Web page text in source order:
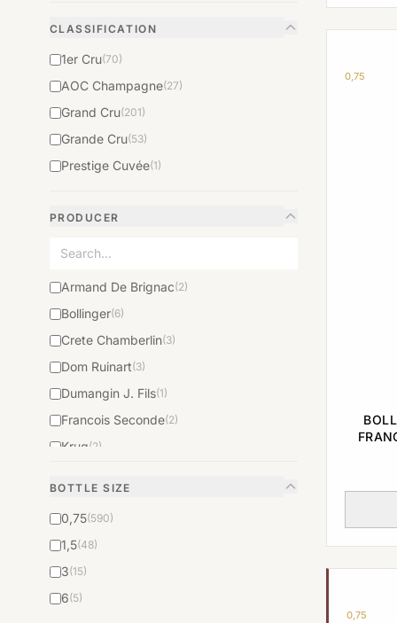
97 (52)
98(37)
N/A (160)
CLASSIFICATION
1er Cru(70)
AOC Champagne(27)
Grand Cru(201)
Grande Cru(53)
Prestige Cuvée(1)
PRODUCER
Armand De Brignac(2)
Bollinger(6)
Crete Chamberlin(3)
Dom Ruinart(3)
Dumangin J. Fils(1)
Francois Seconde(2)
Krug(2)
Perrier-Jouët
Pommery
Ruinart
Salon
BOTTLE SIZE
0,75(590)
1,5(48)
3(15)
6(5)
0,75
0,75